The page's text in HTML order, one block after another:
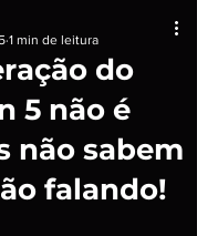
do
5 não é
não sabem
falando!
1 min de leitura